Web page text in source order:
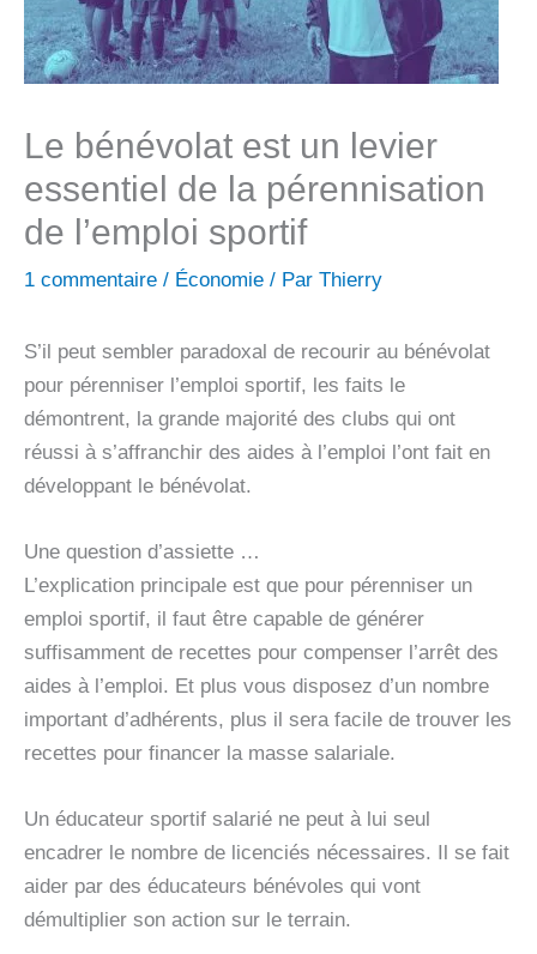
Le bénévolat est un levier
essentiel de la pérennisation
de l’emploi sportif
1 commentaire / Économie / Par Thierry
S’il peut sembler paradoxal de recourir au bénévolat
pour pérenniser l’emploi sportif, les faits le
démontrent, la grande majorité des clubs qui ont
réussi à s’affranchir des aides à l’emploi l’ont fait en
développant le bénévolat.
Une question d’assiette …
L’explication principale est que pour pérenniser un
emploi sportif, il faut être capable de générer
suffisamment de recettes pour compenser l’arrêt des
aides à l’emploi. Et plus vous disposez d’un nombre
important d’adhérents, plus il sera facile de trouver les
recettes pour financer la masse salariale.
Un éducateur sportif salarié ne peut à lui seul
encadrer le nombre de licenciés nécessaires. Il se fait
aider par des éducateurs bénévoles qui vont
démultiplier son action sur le terrain.